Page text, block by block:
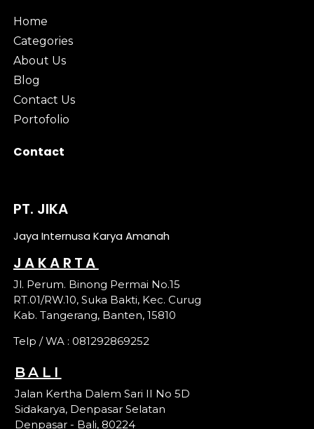
Home
Categories
About Us
Blog
Contact Us
Portofolio
Contact
PT. JIKA
Jaya Internusa Karya Amanah
JAKARTA
Jl. Perum. Binong Permai No.15
RT.01/RW.10, Suka Bakti, Kec. Curug
Kab. Tangerang, Banten, 15810
Telp / WA : 081292869252
BALI
Jalan Kertha Dalem Sari II No 5D
Sidakarya, Denpasar Selatan
Denpasar - Bali, 80224